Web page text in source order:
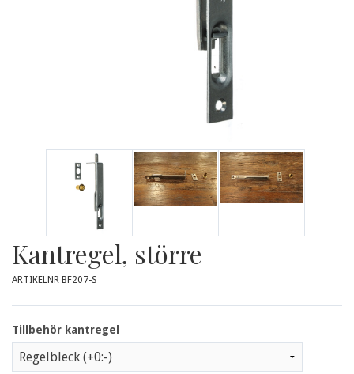
Kantregel, större
ARTIKELNR BF207-S
Tillbehör kantregel